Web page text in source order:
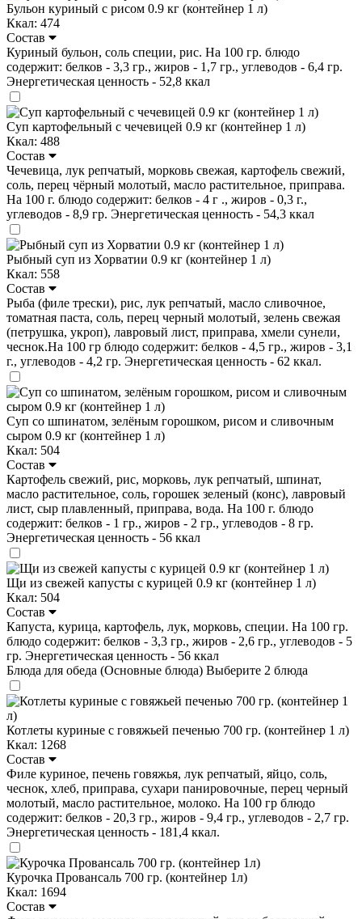
Бульон куриный с рисом 0.9 кг (контейнер 1 л)
Ккал: 474
Состав
Куриный бульон, соль специи, рис. На 100 гр. блюдо
содержит: белков - 3,3 гр., жиров - 1,7 гр., углеводов - 6,4 гр.
Энергетическая ценность - 52,8 ккал
Суп картофельный с чечевицей 0.9 кг (контейнер 1 л)
Ккал: 488
Состав
Чечевица, лук репчатый, морковь свежая, картофель свежий,
соль, перец чёрный молотый, масло растительное, приправа.
На 100 г. блюдо содержит: белков - 4 г ., жиров - 0,3 г.,
углеводов - 8,9 гр. Энергетическая ценность - 54,3 ккал
Рыбный суп из Хорватии 0.9 кг (контейнер 1 л)
Ккал: 558
Состав
Рыба (филе трески), рис, лук репчатый, масло сливочное,
томатная паста, соль, перец черный молотый, зелень свежая
(петрушка, укроп), лавровый лист, приправа, хмели сунели,
чеснок.На 100 гр блюдо содержит: белков - 4,5 гр., жиров - 3,1
г., углеводов - 4,2 гр. Энергетическая ценность - 62 ккал.
Суп со шпинатом, зелёным горошком, рисом и сливочным
сыром 0.9 кг (контейнер 1 л)
Ккал: 504
Состав
Картофель свежий, рис, морковь, лук репчатый, шпинат,
масло растительное, соль, горошек зеленый (конс), лавровый
лист, сыр плавленный, приправа, вода. На 100 г. блюдо
содержит: белков - 1 гр., жиров - 2 гр., углеводов - 8 гр.
Энергетическая ценность - 56 ккал
Щи из свежей капусты с курицей 0.9 кг (контейнер 1 л)
Ккал: 504
Состав
Капуста, курица, картофель, лук, морковь, специи. На 100 гр.
блюдо содержит: белков - 3,3 гр., жиров - 2,6 гр., углеводов - 5
гр. Энергетическая ценность - 56 ккал
Блюда для обеда (Основные блюда) Выберите 2 блюда
Котлеты куриные с говяжьей печенью 700 гр. (контейнер 1 л)
Ккал: 1268
Состав
Филе куриное, печень говяжья, лук репчатый, яйцо, соль,
чеснок, хлеб, приправа, сухари панировочные, перец черный
молотый, масло растительное, молоко. На 100 гр блюдо
содержит: белков - 20,3 гр., жиров - 9,4 гр., углеводов - 2,7 гр.
Энергетическая ценность - 181,4 ккал.
Курочка Провансаль 700 гр. (контейнер 1л)
Ккал: 1694
Состав